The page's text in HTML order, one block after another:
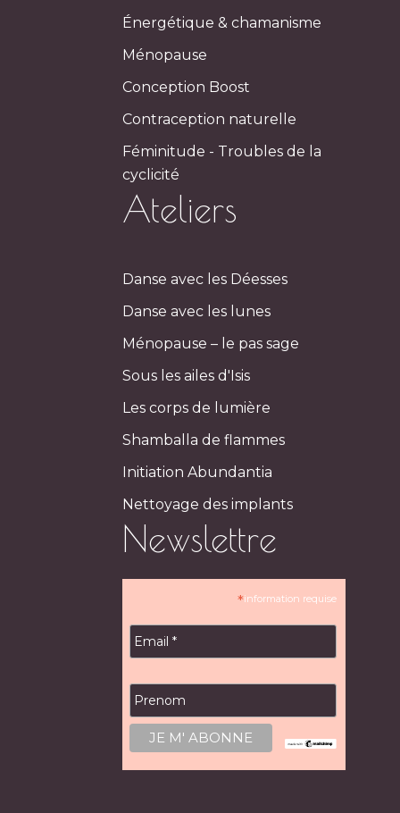
Énergétique & chamanisme
Ménopause
Conception Boost
Contraception naturelle
Féminitude - Troubles de la
cyclicité
Ateliers
Danse avec les Déesses
Danse avec les lunes
Ménopause – le pas sage
Sous les ailes d'Isis
Les corps de lumière
Shamballa de flammes
Initiation Abundantia
Nettoyage des implants
Newslettre
*information requise